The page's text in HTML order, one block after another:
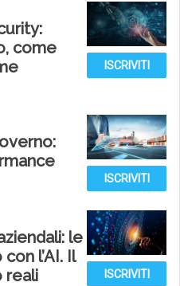
come
ISCRIVITI
ISCRIVITI
le
l’AI. Il
reali
ISCRIVITI